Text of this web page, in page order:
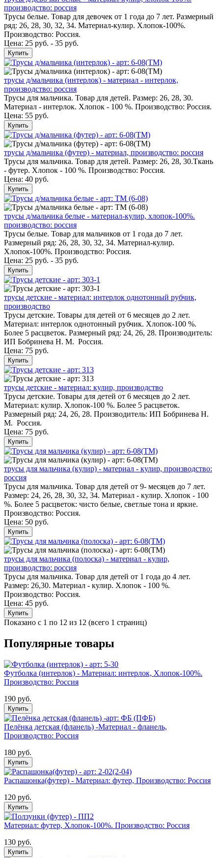
производство: россия
Трусы белые. Товар для девочек от 1 года до 7 лет. Размерный
ряд: 26, 28, 30, 32, 34. Материал-кулир. Хлопок-100%.
Производство: Россия.
Цена: 25 руб. - 35 руб.
Купить
трусы д/мальчика (интерлок) - материал - интерлок,
производство: россия
Трусы для мальчика. Товар для детей. Размер: 26, 28, 30.
Материал - интерлок. Хлопок - 100 %. Производство: Россия.
Цена: 55 руб.
Купить
трусы д/мальчика (футер) - материал, производство: россия
Трусы для мальчика. Товар для детей. Размер: 26, 28, 30.Ткань
- футер. Хлопок - 100 %. Производство: Россия.
Цена: 40 руб.
Купить
трусы д/мальчика белые - материал-кулир, хлопок-100%.
производство: россия
Трусы белые. Товар для мальчиков от 1 года до 7 лет.
Размерный ряд: 26, 28, 30, 32, 34. Материал-кулир.
Хлопок-100%. Производство: Россия.
Цена: 25 руб. - 35 руб.
Купить
трусы детские - материал: интерлок однотонный рубчик,
производство
Трусы детские. Товары для детей от 6 месяцев до 2 лет.
Материал: интерлок однотонный рубчик. Хлопок-100 %.
Более 5 расцветок. Размерный ряд: 24, 26, 28. Производитель:
ИП Бобринева Н. М. Россия.
Цена: 75 руб.
Купить
трусы детские - материал: кулир, производство
Трусы детские. Товары для детей от 6 месяцев до 2 лет.
Материал: кулир. Хлопок-100 %. Более 5 расцветок.
Размерный ряд: 24, 26, 28. Производитель: ИП Бобринева Н.
М. Россия.
Цена: 75 руб.
Купить
трусы для мальчика (кулир) - материал - кулир, производство:
россия
Трусы для мальчика. Товар для детей от 9- месяцев до 7 лет.
Размер: 24, 26, 28, 30, 32, 34. Материал - кулир. Хлопок - 100
%. Более 5 расцветок: чисто белые, светлые тона и яркие.
Производство: Россия.
Цена: 50 руб.
Купить
трусы для мальчика (полоска) - материал - кулир,
производство: россия
Трусы для мальчика. Товар для детей от 1 года до 4 лет.
Размер: 26,30. Материал - кулир. Хлопок - 100 %.
Производство: Россия.
Цена: 45 руб.
Купить
Показано с 1 по 12 из 12 (всего 1 страниц)
Популярные товары
Футболка (интерлок) - Материал: интерлок, Хлопок-100%.
Производство: Россия
190 руб.
Купить
Пелёнка детская (фланель) -Материал - фланель,
Производство: Россия
180 руб.
Купить
Распашонка(футер) - Материал: футер, Производство: Россия
120 руб.
Купить
Материал: футер, Хлопок-100%. Производство: Россия
130 руб.
Купить